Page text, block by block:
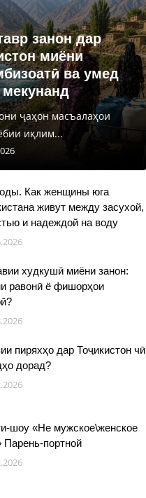
занон дар
миёни
ва умед
мекунанд
ҷаҳон масъалаҳои
иқлим...
Как женщины юга
живут между засухой,
и надеждой на воду
худкушӣ миёни занон:
равонӣ ё фишорҳои
пиряхҳо дар Тоҷикистон чӣ
дорад?
шоу «Не мужское\женское
Парень-портной